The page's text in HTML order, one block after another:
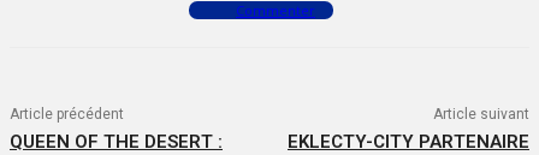
Commenter
Article précédent
QUEEN OF THE DESERT :
Article suivant
EKLECTY-CITY PARTENAIRE